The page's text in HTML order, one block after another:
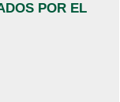
POR EL